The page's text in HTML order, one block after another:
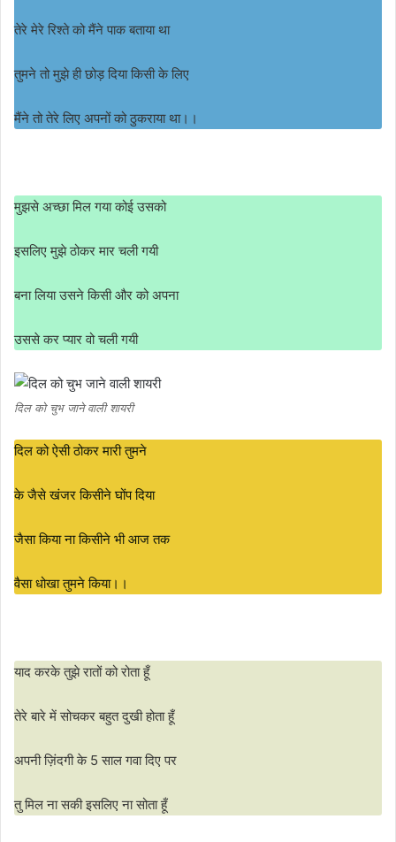
तेरे मेरे रिश्ते को मैंने पाक बताया था
तुमने तो मुझे ही छोड़ दिया किसी के लिए
मैंने तो तेरे लिए अपनों को ठुकराया था।।
मुझसे अच्छा मिल गया कोई उसको
इसलिए मुझे ठोकर मार चली गयी
बना लिया उसने किसी और को अपना
उससे कर प्यार वो चली गयी
दिल को चुभ जाने वाली शायरी
दिल को ऐसी ठोकर मारी तुमने
के जैसे खंजर किसीने घोंप दिया
जैसा किया ना किसीने भी आज तक
वैसा धोखा तुमने किया।।
याद करके तुझे रातों को रोता हूँ
तेरे बारे में सोचकर बहुत दुखी होता हूँ
अपनी ज़िंदगी के 5 साल गवा दिए पर
तु मिल ना सकी इसलिए ना सोता हूँ